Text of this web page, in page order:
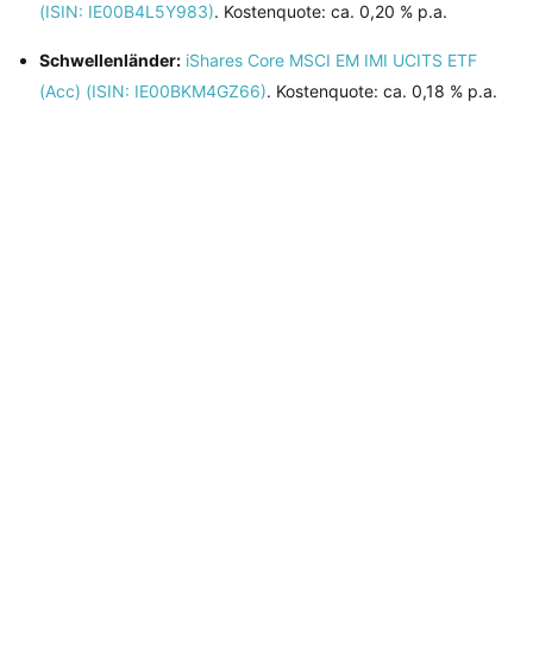
(ISIN: IE00B4L5Y983). Kostenquote: ca. 0,20 % p.a.
Schwellenländer: iShares Core MSCI EM IMI UCITS ETF
(Acc) (ISIN: IE00BKM4GZ66). Kostenquote: ca. 0,18 % p.a.